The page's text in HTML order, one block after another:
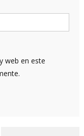
web en este